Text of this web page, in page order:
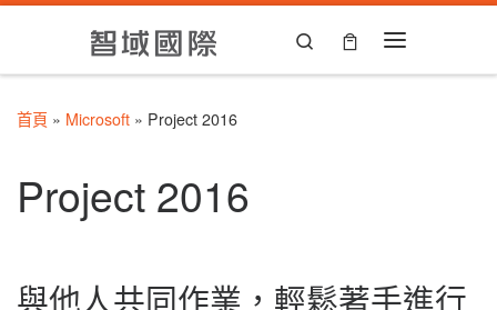
Skip to content
Search
首頁 » Microsoft » Project 2016
Project 2016
與他人共同作業，輕鬆著手進行